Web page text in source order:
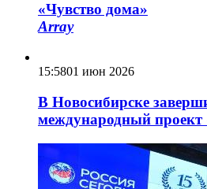
«Чувство дома»
Array
15:5801 июн 2026
В Новосибирске
международный проект